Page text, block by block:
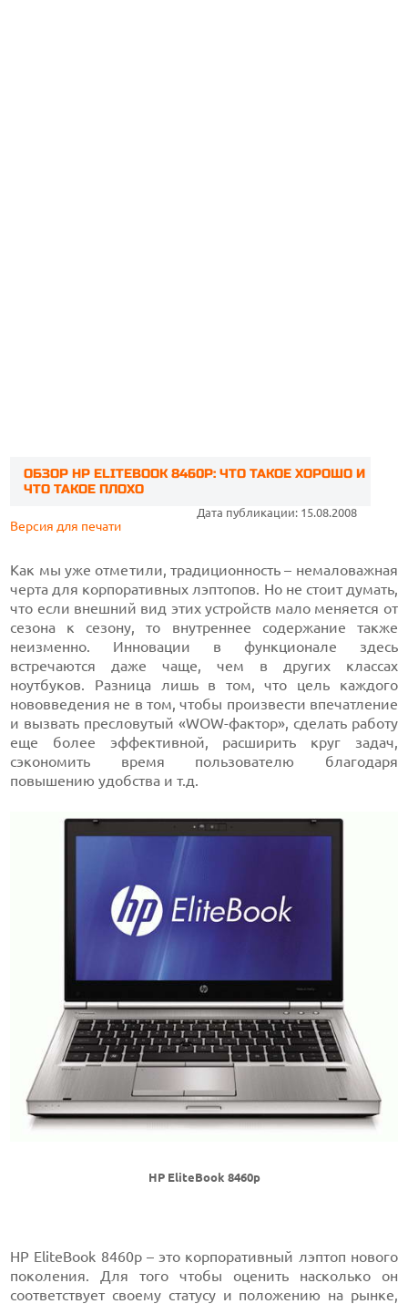
ОБЗОР HP ELITEBOOK 8460P: ЧТО ТАКОЕ ХОРОШО И
ЧТО ТАКОЕ ПЛОХО
Дата публикации: 15.08.2008
Версия для печати
Как мы уже отметили, традиционность – немаловажная
черта для корпоративных лэптопов. Но не стоит думать,
что если внешний вид этих устройств мало меняется от
сезона к сезону, то внутреннее содержание также
неизменно. Инновации в функционале здесь
встречаются даже чаще, чем в других классах
ноутбуков. Разница лишь в том, что цель каждого
нововведения не в том, чтобы произвести впечатление
и вызвать пресловутый «WOW-фактор», сделать работу
еще более эффективной, расширить круг задач,
сэкономить время пользователю благодаря
повышению удобства и т.д.
HP EliteBook 8460p
HP EliteBook 8460p – это корпоративный лэптоп нового
поколения. Для того чтобы оценить насколько он
соответствует своему статусу и положению на рынке,